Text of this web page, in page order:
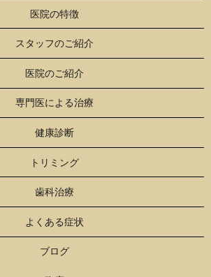
医院の特徴
スタッフのご紹介
医院のご紹介
専門医による治療
健康診断
トリミング
歯科治療
よくある症状
ブログ